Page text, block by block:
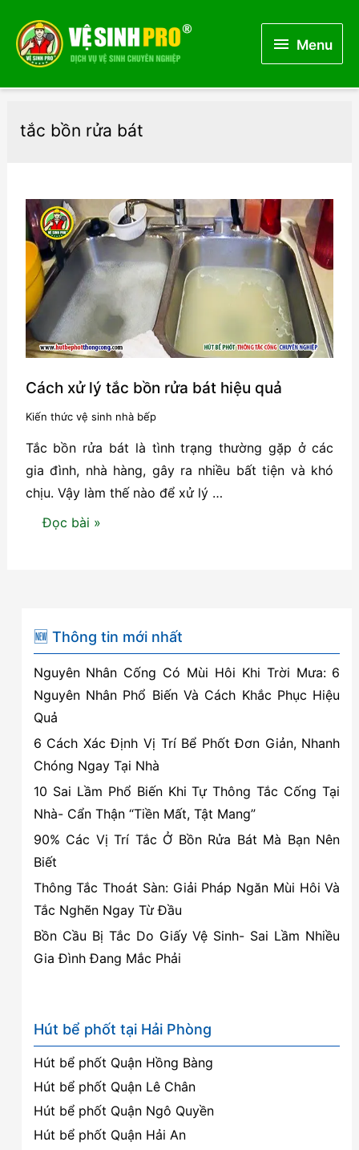
MenuMenu
tắc bồn rửa bát
Cách xử lý tắc bồn rửa bát hiệu quả
Kiến thức vệ sinh nhà bếp
Tắc bồn rửa bát là tình trạng thường gặp ở các
gia đình, nhà hàng, gây ra nhiều bất tiện và khó
chịu. Vậy làm thế nào để xử lý …
Cách
rửa
bát
hiệu
quả
Đọc bài »
🆕 Thông tin mới nhất
Nguyên Nhân Cống Có Mùi Hôi Khi Trời Mưa: 6
Nguyên Nhân Phổ Biến Và Cách Khắc Phục Hiệu
Quả
6 Cách Xác Định Vị Trí Bể Phốt Đơn Giản, Nhanh
Chóng Ngay Tại Nhà
10 Sai Lầm Phổ Biến Khi Tự Thông Tắc Cống Tại
Nhà- Cẩn Thận “Tiền Mất, Tật Mang”
90% Các Vị Trí Tắc Ở Bồn Rửa Bát Mà Bạn Nên
Biết
Thông Tắc Thoát Sàn: Giải Pháp Ngăn Mùi Hôi Và
Tắc Nghẽn Ngay Từ Đầu
Bồn Cầu Bị Tắc Do Giấy Vệ Sinh- Sai Lầm Nhiều
Gia Đình Đang Mắc Phải
Hút bể phốt tại Hải Phòng
Hút bể phốt Quận Hồng Bàng
Hút bể phốt Quận Lê Chân
Hút bể phốt Quận Ngô Quyền
Hút bể phốt Quận Hải An